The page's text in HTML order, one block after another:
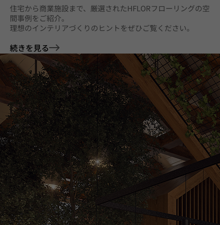
住宅から商業施設まで、厳選されたHFLORフローリングの空
間事例をご紹介。
理想のインテリアづくりのヒントをぜひご覧ください。
続きを見る